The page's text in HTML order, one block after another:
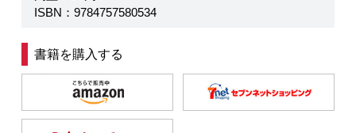
ISBN：9784757580534
書籍を購入する